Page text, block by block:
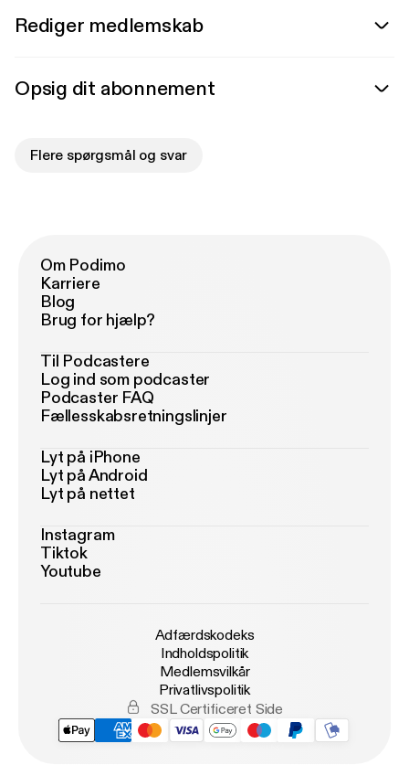
Rediger medlemskab
Opsig dit abonnement
Flere spørgsmål og svar
Om Podimo
Karriere
Blog
Brug for hjælp?
Til Podcastere
Log ind som podcaster
Podcaster FAQ
Fællesskabsretningslinjer
Lyt på iPhone
Lyt på Android
Lyt på nettet
Instagram
Tiktok
Youtube
Adfærdskodeks
Indholdspolitik
Medlemsvilkår
Privatlivspolitik
SSL Certificeret Side